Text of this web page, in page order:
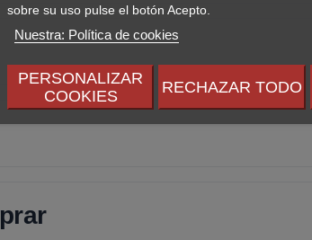
sobre su uso pulse el botón Acepto.
Nuestra: Política de cookies
PERSONALIZAR
COOKIES
RECHAZAR TODO